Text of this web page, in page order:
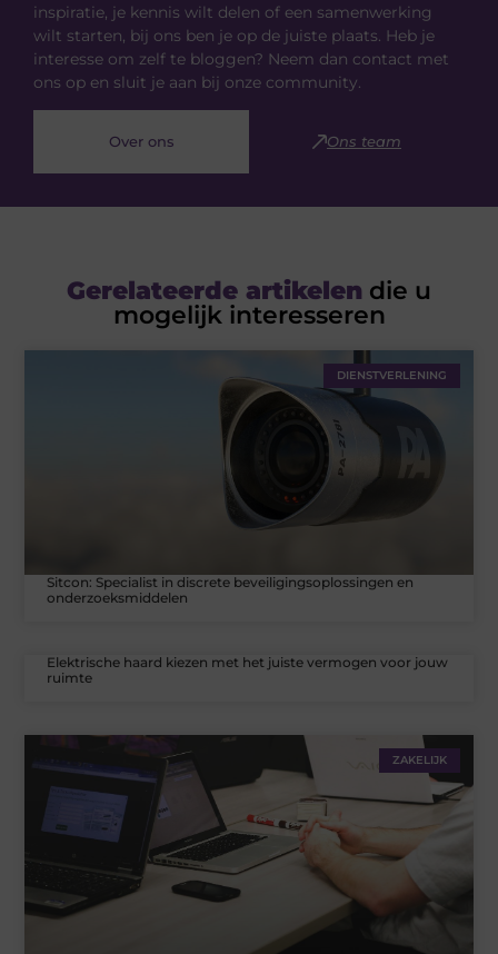
inspiratie, je kennis wilt delen of een samenwerking
wilt starten, bij ons ben je op de juiste plaats. Heb je
interesse om zelf te bloggen? Neem dan contact met
ons op en sluit je aan bij onze community.
Over ons Ons team
Gerelateerde artikelen die u
mogelijk interesseren
DIENSTVERLENING
Sitcon: Specialist in discrete beveiligingsoplossingen en
onderzoeksmiddelen
Elektrische haard kiezen met het juiste vermogen voor jouw
ruimte
ZAKELIJK